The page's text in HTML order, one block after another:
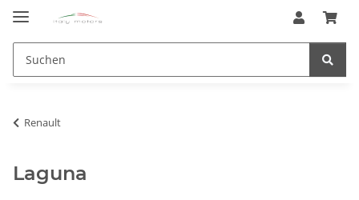
Renault
Laguna